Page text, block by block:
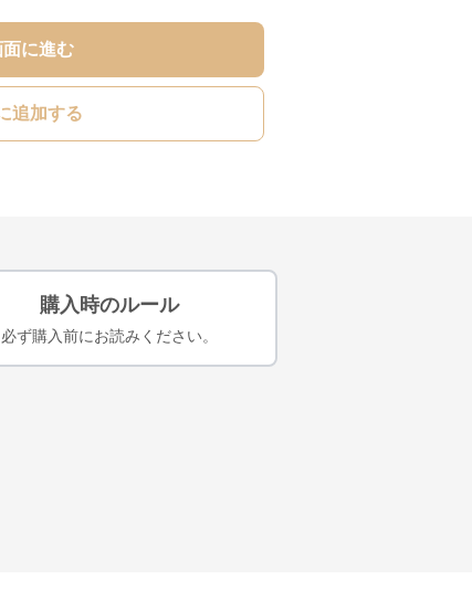
面に進む
追加する
購入時のルール
必ず購入前にお読みください。